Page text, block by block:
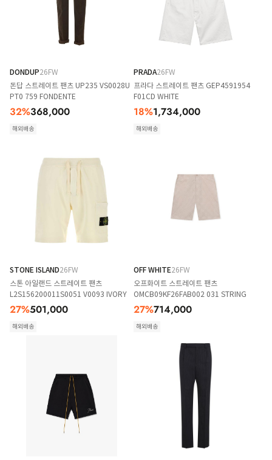
DONDUP26FW
돈답 스트레이트 팬츠 UP235 VS0028U
PT0 759 FONDENTE
32%368,000
해외배송
PRADA26FW
프라다 스트레이트 팬츠 GEP4591954
F01CD WHITE
18%1,734,000
해외배송
STONE ISLAND26FW
스톤 아일랜드 스트레이트 팬츠
L2S156200011S0051 V0093 IVORY
27%501,000
해외배송
OFF WHITE26FW
오프화이트 스트레이트 팬츠
OMCB09KF26FAB002 031 STRING
27%714,000
해외배송